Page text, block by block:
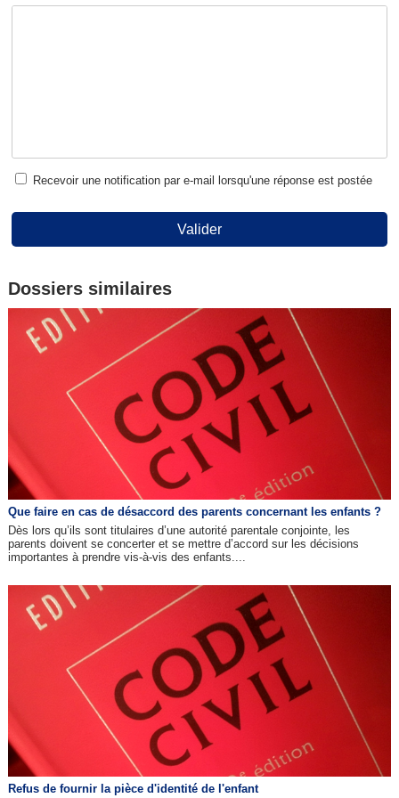
Recevoir une notification par e-mail lorsqu'une réponse est postée
Valider
Dossiers similaires
Que faire en cas de désaccord des parents concernant les enfants ?
Dès lors qu’ils sont titulaires d’une autorité parentale conjointe, les
parents doivent se concerter et se mettre d’accord sur les décisions
importantes à prendre vis-à-vis des enfants....
Refus de fournir la pièce d'identité de l'enfant